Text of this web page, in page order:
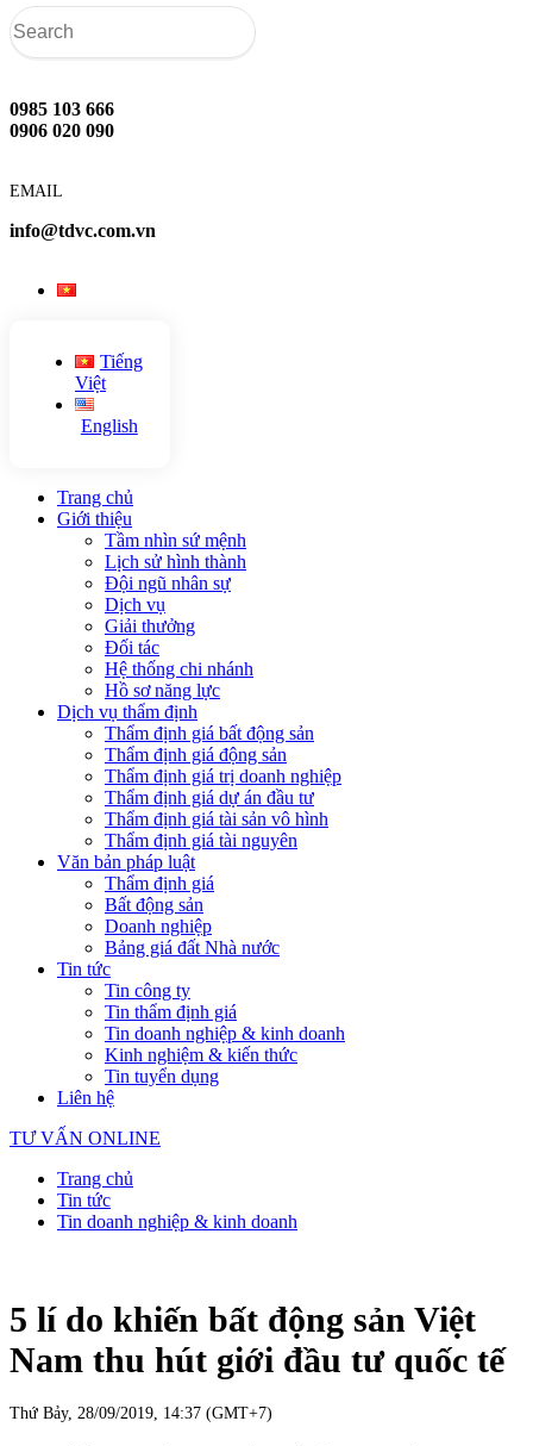
0985 103 666
0906 020 090
EMAIL
info@tdvc.com.vn
Tiếng
Việt
English
Trang chủ
Giới thiệu
Tầm nhìn sứ mệnh
Lịch sử hình thành
Đội ngũ nhân sự
Dịch vụ
Giải thưởng
Đối tác
Hệ thống chi nhánh
Hồ sơ năng lực
Dịch vụ thẩm định
Thẩm định giá bất động sản
Thẩm định giá động sản
Thẩm định giá trị doanh nghiệp
Thẩm định giá dự án đầu tư
Thẩm định giá tài sản vô hình
Thẩm định giá tài nguyên
Văn bản pháp luật
Thẩm định giá
Bất động sản
Doanh nghiệp
Bảng giá đất Nhà nước
Tin tức
Tin công ty
Tin thẩm định giá
Tin doanh nghiệp & kinh doanh
Kinh nghiệm & kiến thức
Tin tuyển dụng
Liên hệ
TƯ VẤN ONLINE
Trang chủ
Tin tức
Tin doanh nghiệp & kinh doanh
5 lí do khiến bất động sản Việt
Nam thu hút giới đầu tư quốc tế
Thứ Bảy, 28/09/2019, 14:37 (GMT+7)